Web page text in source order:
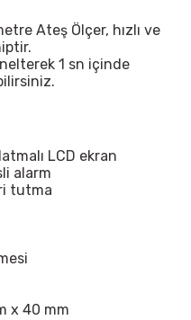
Ateş Ölçer, hızlı ve
1 sn içinde
LCD ekran
alarm
tutma
x 40 mm